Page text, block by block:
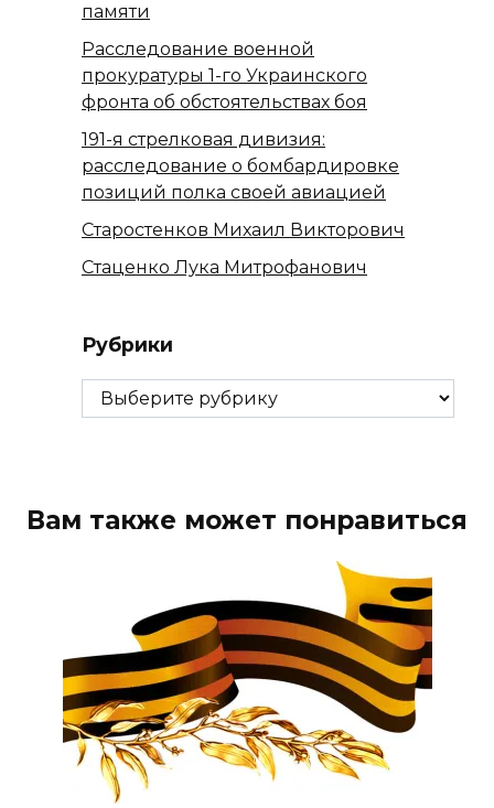
памяти
Расследование военной
прокуратуры 1-го Украинского
фронта об обстоятельствах боя
191-я стрелковая дивизия:
расследование о бомбардировке
позиций полка своей авиацией
Старостенков Михаил Викторович
Стаценко Лука Митрофанович
Рубрики
Рубрики
Вам также может понравиться